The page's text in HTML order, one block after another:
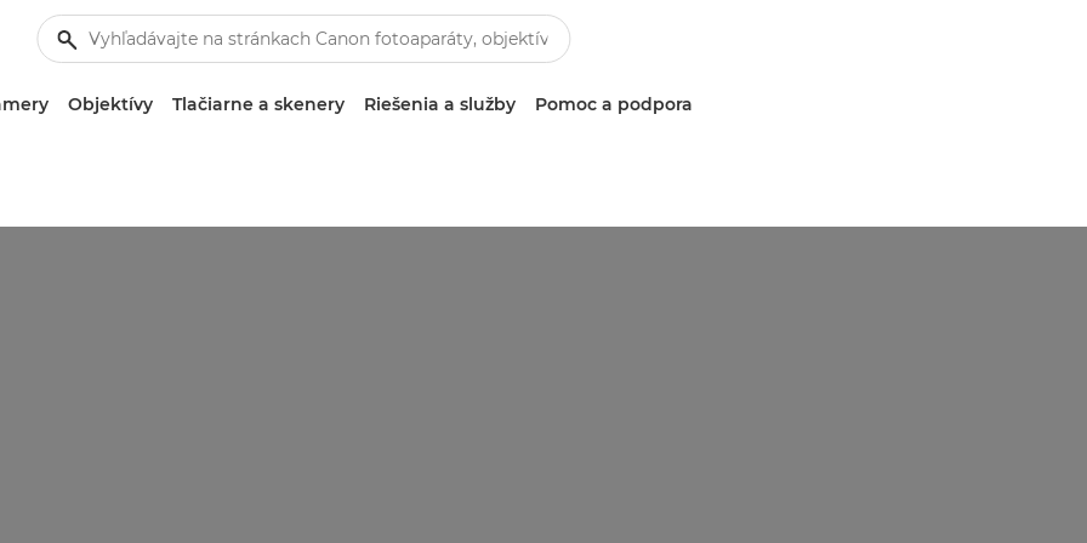
Objektívy Tlačiarne a skenery Riešenia a služby Pomoc a podpora